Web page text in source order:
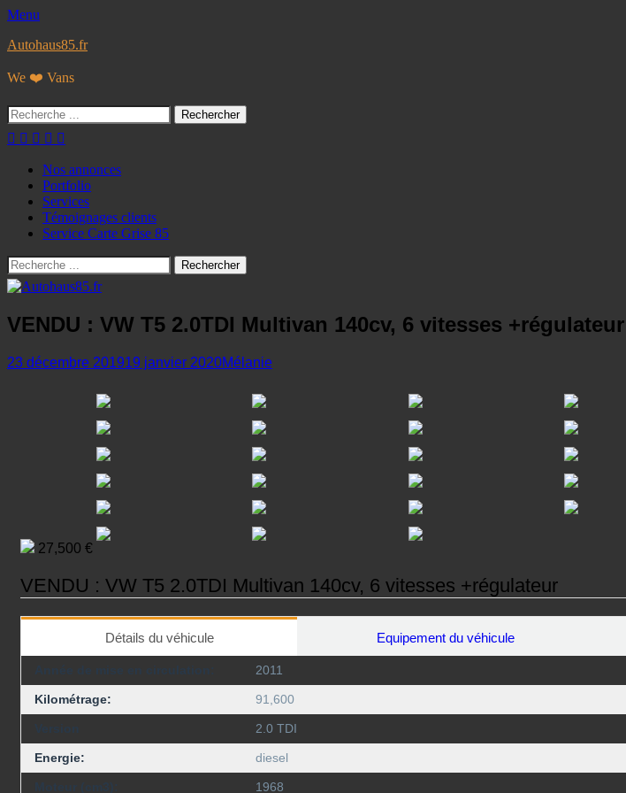
Menu
Autohaus85.fr
We ❤️ Vans
Rechercher :
Facebook
Googleplus
E- Instagram
Menu
principal
Aller
contenu
Nos annonces
Portfolio
Services
Témoignages clients
Service Carte Grise 85
Recherche
Rechercher :
VENDU : VW T5 2.0TDI Multivan 140cv, 6 vitesses +régulateur
Posted
23 décembre 201919 janvier 2020Author
Mélanie
27,500 €
VENDU : VW T5 2.0TDI Multivan 140cv, 6 vitesses +régulateur
Détails du véhicule Equipement du véhicule
2011
Kilométrage: 91,600
2.0 TDI
Energie: diesel
1968